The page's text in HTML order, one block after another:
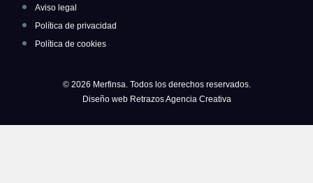
Aviso legal
Política de privacidad
Política de cookies
© 2026 Merfinsa. Todos los derechos reservados.
Diseño web Retrazos Agencia Creativa